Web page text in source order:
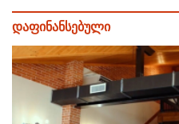
დაფინანსებული